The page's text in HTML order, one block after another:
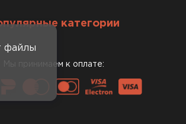
категории
Мы принимаем к оплате:
файлы